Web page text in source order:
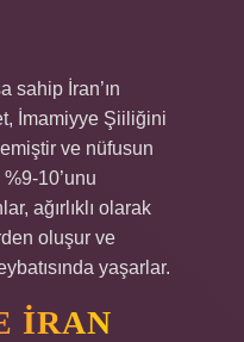
sahip İran’ın
İmamiyye Şiiliğini
ve nüfusun
10’unu
ağırlıklı olarak
oluşur ve
yaşarlar.
İRAN